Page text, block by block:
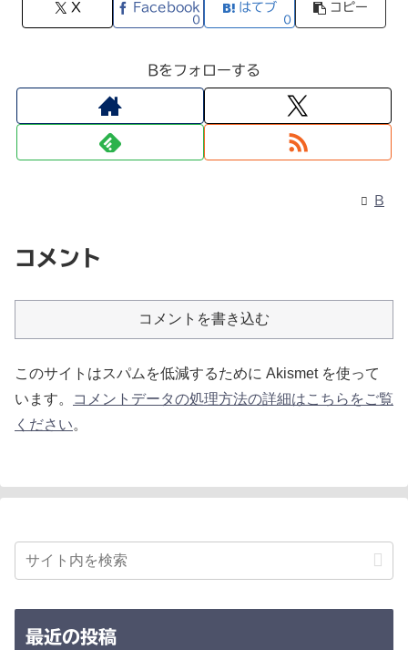
X Facebook
0
はてブ
0
コピー
Bをフォローする
B
コメント
コメントを書き込む
このサイトはスパムを低減するために Akismet を使って
います。
コメントデータの処理方法の詳細はこちらをご覧
ください。
最近の投稿